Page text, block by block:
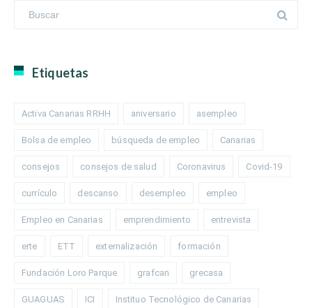
Etiquetas
Activa Canarias RRHH aniversario asempleo
Bolsa de empleo búsqueda de empleo Canarias
consejos consejos de salud Coronavirus Covid-19
currículo descanso desempleo empleo
Empleo en Canarias emprendimiento entrevista
erte ETT externalización formación
Fundación Loro Parque grafcan grecasa
GUAGUAS ICI Instituo Tecnológico de Canarias